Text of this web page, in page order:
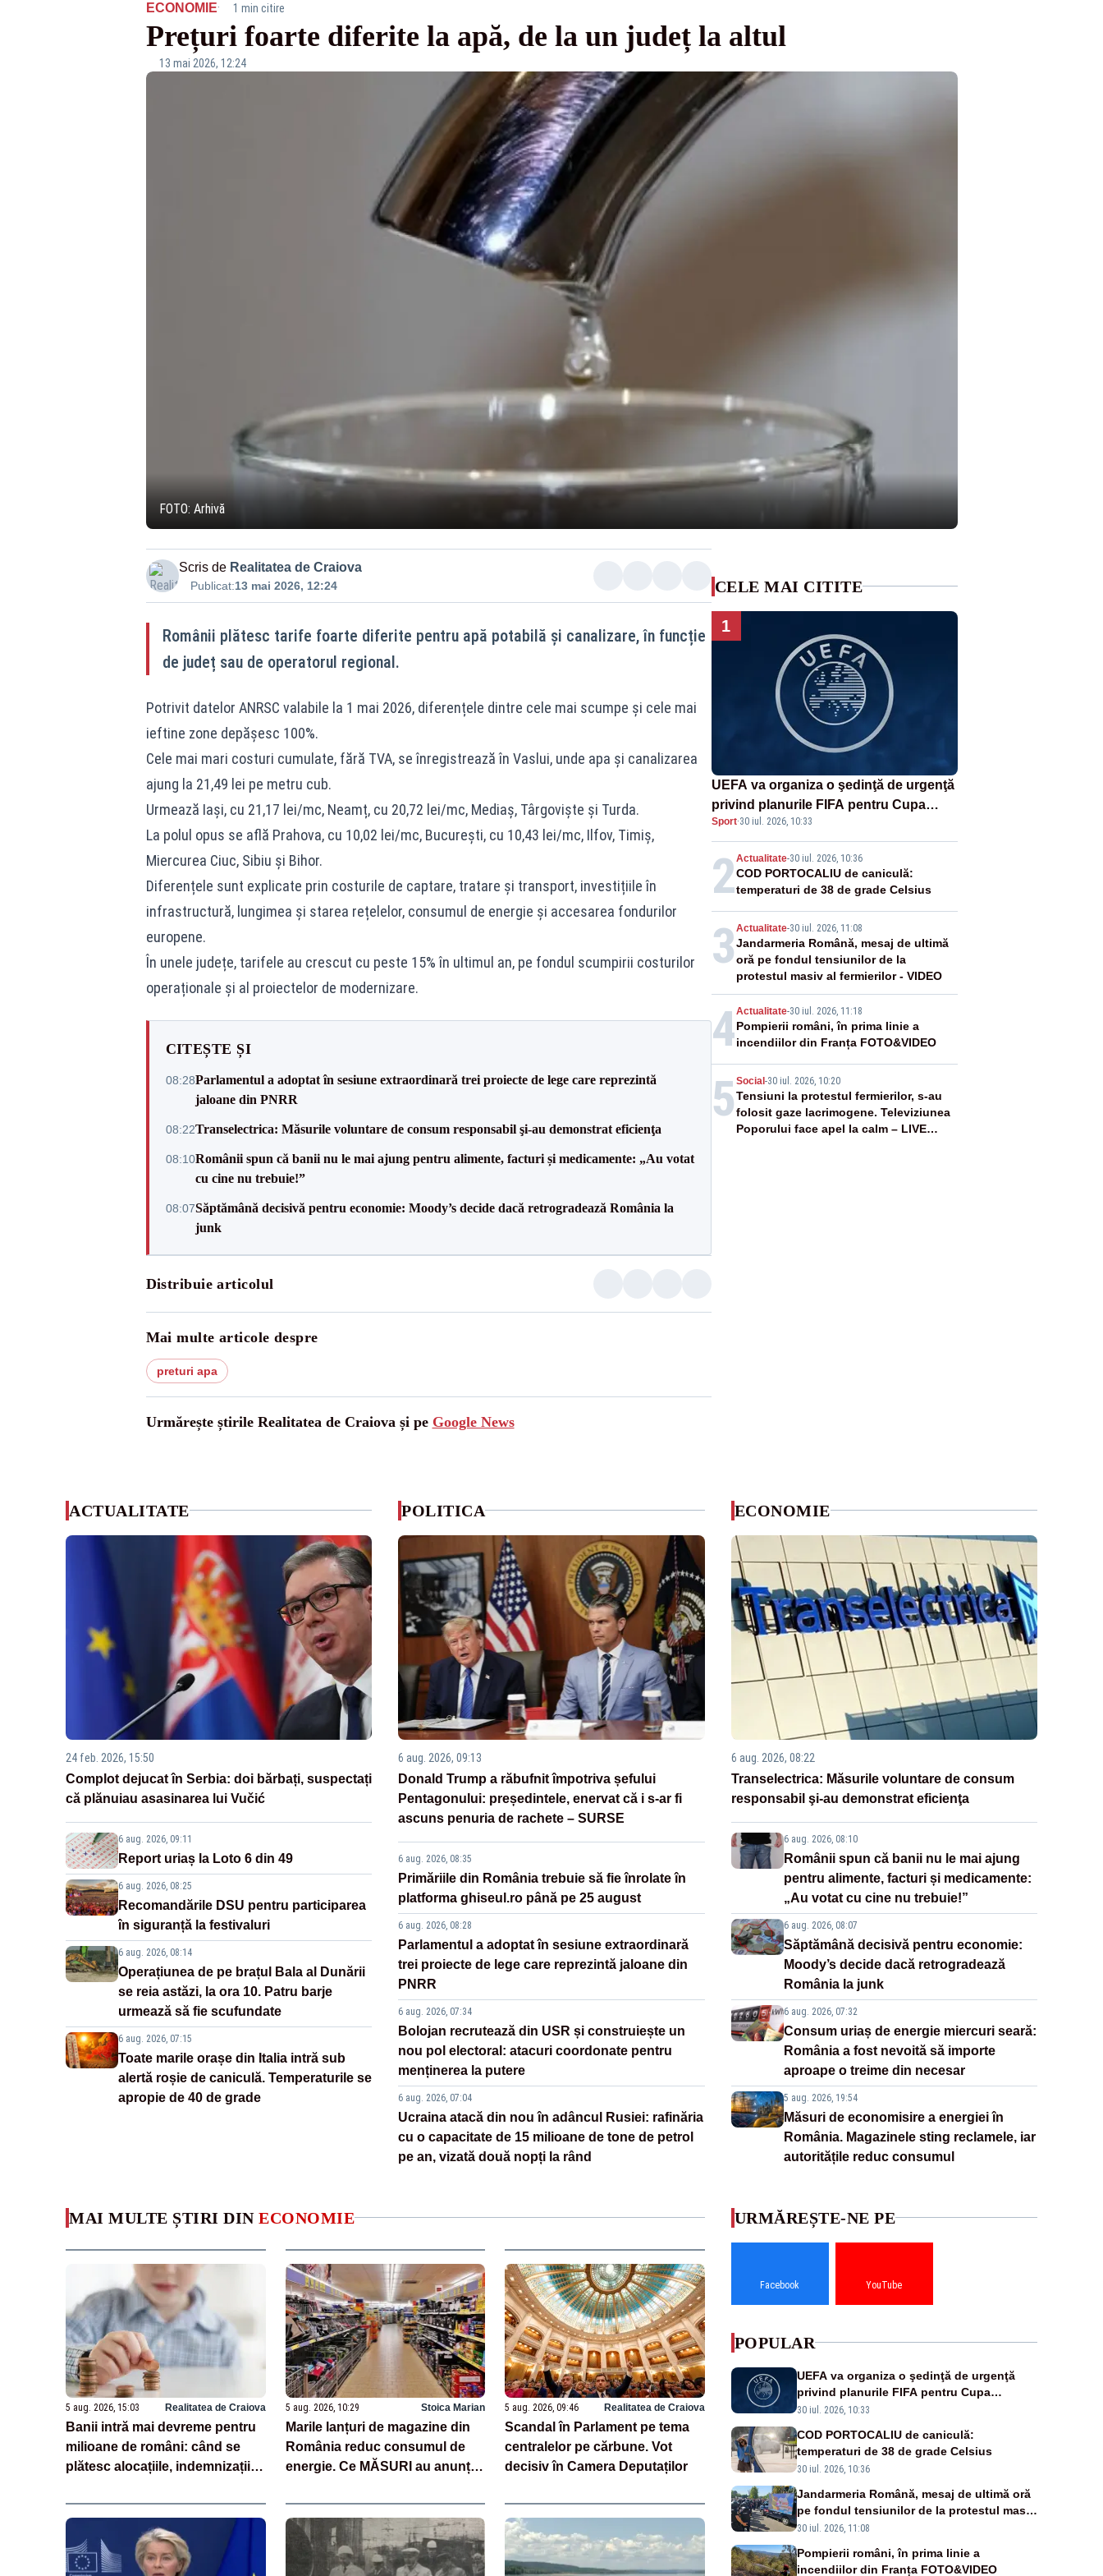
ECONOMIE· 1 min citire
Prețuri foarte diferite la apă, de la un județ la altul
13 mai 2026, 12:24
FOTO: Arhivă
Scris de Realitatea de Craiova
Publicat:13 mai 2026, 12:24
Românii plătesc tarife foarte diferite pentru apă potabilă și canalizare, în funcție
de județ sau de operatorul regional.
Potrivit datelor ANRSC valabile la 1 mai 2026, diferențele dintre cele mai scumpe și cele mai
ieftine zone depășesc 100%.
Cele mai mari costuri cumulate, fără TVA, se înregistrează în Vaslui, unde apa și canalizarea
ajung la 21,49 lei pe metru cub.
Urmează Iași, cu 21,17 lei/mc, Neamț, cu 20,72 lei/mc, Mediaș, Târgoviște și Turda.
La polul opus se află Prahova, cu 10,02 lei/mc, București, cu 10,43 lei/mc, Ilfov, Timiș,
Miercurea Ciuc, Sibiu și Bihor.
Diferențele sunt explicate prin costurile de captare, tratare și transport, investițiile în
infrastructură, lungimea și starea rețelelor, consumul de energie și accesarea fondurilor
europene.
În unele județe, tarifele au crescut cu peste 15% în ultimul an, pe fondul scumpirii costurilor
operaționale și al proiectelor de modernizare.
CITEȘTE ȘI
08:28Parlamentul a adoptat în sesiune extraordinară trei proiecte de lege care reprezintă
jaloane din PNRR
08:22Transelectrica: Măsurile voluntare de consum responsabil şi-au demonstrat eficienţa
08:10Românii spun că banii nu le mai ajung pentru alimente, facturi și medicamente: „Au votat
cu cine nu trebuie!”
08:07Săptămână decisivă pentru economie: Moody’s decide dacă retrogradează România la
junk
Distribuie articolul
Mai multe articole despre
preturi apa
Urmărește știrile Realitatea de Craiova și pe Google News
CELE MAI CITITE
1
UEFA va organiza o şedinţă de urgenţă
privind planurile FIFA pentru Cupa
Mondială
Sport·30 iul. 2026, 10:33
2Actualitate-30 iul. 2026, 10:36
COD PORTOCALIU de caniculă:
temperaturi de 38 de grade Celsius
3 Actualitate-30 iul. 2026, 11:08
Jandarmeria Română, mesaj de ultimă
oră pe fondul tensiunilor de la
protestul masiv al fermierilor - VIDEO
4Actualitate-30 iul. 2026, 11:18
Pompierii români, în prima linie a
incendiilor din Franța FOTO&VIDEO
5 Social-30 iul. 2026, 10:20
Tensiuni la protestul fermierilor, s-au
folosit gaze lacrimogene. Televiziunea
Poporului face apel la calm – LIVE
ACTUALITATE
24 feb. 2026, 15:50
Complot dejucat în Serbia: doi bărbați, suspectați
că plănuiau asasinarea lui Vučić
6 aug. 2026, 09:11
Report uriaș la Loto 6 din 49
6 aug. 2026, 08:25
Recomandările DSU pentru participarea
în siguranță la festivaluri
6 aug. 2026, 08:14
Operațiunea de pe brațul Bala al Dunării
se reia astăzi, la ora 10. Patru barje
urmează să fie scufundate
6 aug. 2026, 07:15
Toate marile orașe din Italia intră sub
alertă roșie de caniculă. Temperaturile se
apropie de 40 de grade
POLITICA
6 aug. 2026, 09:13
Donald Trump a răbufnit împotriva șefului
Pentagonului: președintele, enervat că i s-ar fi
ascuns penuria de rachete – SURSE
6 aug. 2026, 08:35
Primăriile din România trebuie să fie înrolate în
platforma ghiseul.ro până pe 25 august
6 aug. 2026, 08:28
Parlamentul a adoptat în sesiune extraordinară
trei proiecte de lege care reprezintă jaloane din
PNRR
6 aug. 2026, 07:34
Bolojan recrutează din USR și construiește un
nou pol electoral: atacuri coordonate pentru
menținerea la putere
6 aug. 2026, 07:04
Ucraina atacă din nou în adâncul Rusiei: rafinăria
cu o capacitate de 15 milioane de tone de petrol
pe an, vizată două nopți la rând
ECONOMIE
6 aug. 2026, 08:22
Transelectrica: Măsurile voluntare de consum
responsabil şi-au demonstrat eficienţa
6 aug. 2026, 08:10
Românii spun că banii nu le mai ajung
pentru alimente, facturi și medicamente:
„Au votat cu cine nu trebuie!”
6 aug. 2026, 08:07
Săptămână decisivă pentru economie:
Moody’s decide dacă retrogradează
România la junk
6 aug. 2026, 07:32
Consum uriaș de energie miercuri seară:
România a fost nevoită să importe
aproape o treime din necesar
5 aug. 2026, 19:54
Măsuri de economisire a energiei în
România. Magazinele sting reclamele, iar
autoritățile reduc consumul
MAI MULTE ȘTIRI DIN ECONOMIE
5 aug. 2026, 15:03 Realitatea de Craiova
Banii intră mai devreme pentru
milioane de români: când se
plătesc alocațiile, indemnizațiile
dizabilități
5 aug. 2026, 10:29 Stoica Marian
Marile lanțuri de magazine din
România reduc consumul de
energie. Ce MĂSURI au anunțat
5 aug. 2026, 09:46 Realitatea de Craiova
Scandal în Parlament pe tema
centralelor pe cărbune. Vot
decisiv în Camera Deputaților
URMĂREȘTE-NE PE
Facebook YouTube
POPULAR
UEFA va organiza o şedinţă de urgenţă
privind planurile FIFA pentru Cupa
Mondială
30 iul. 2026, 10:33
COD PORTOCALIU de caniculă:
temperaturi de 38 de grade Celsius
30 iul. 2026, 10:36
Jandarmeria Română, mesaj de ultimă oră
pe fondul tensiunilor de la protestul masiv
al fermierilor - VIDEO
30 iul. 2026, 11:08
Pompierii români, în prima linie a
incendiilor din Franța FOTO&VIDEO